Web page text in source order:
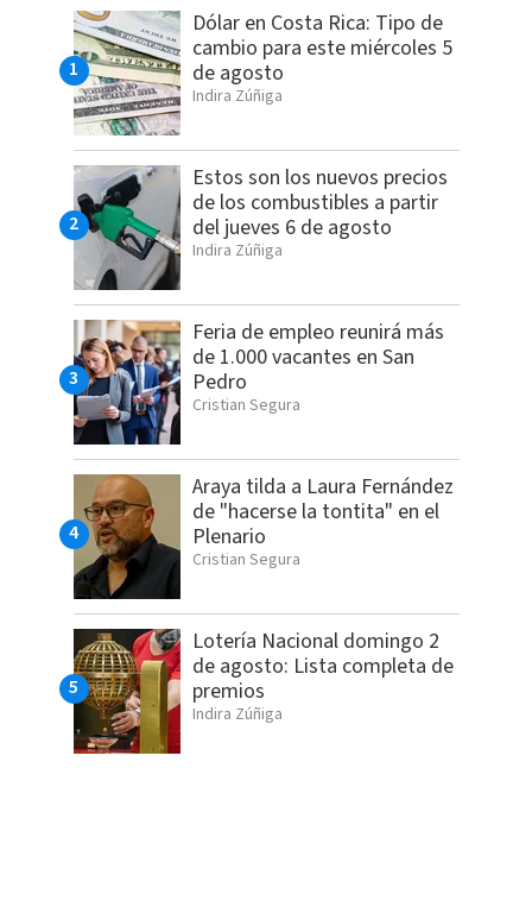
Dólar en Costa Rica: Tipo de
cambio para este miércoles 5
de agosto
Indira Zúñiga
Estos son los nuevos precios
de los combustibles a partir
del jueves 6 de agosto
Indira Zúñiga
Feria de empleo reunirá más
de 1.000 vacantes en San
Pedro
Cristian Segura
Araya tilda a Laura Fernández
de "hacerse la tontita" en el
Plenario
Cristian Segura
Lotería Nacional domingo 2
de agosto: Lista completa de
premios
Indira Zúñiga